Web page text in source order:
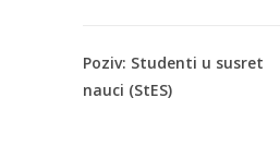
Poziv: Studenti u susret
nauci (StES)